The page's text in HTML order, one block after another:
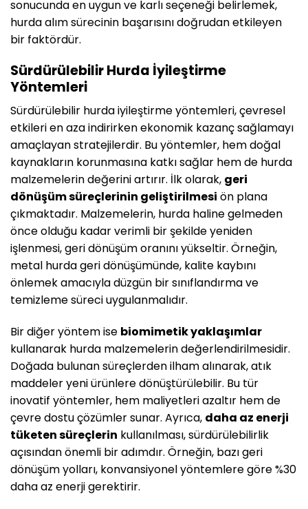
sonucunda en uygun ve karlı seçeneği belirlemek,
hurda alım sürecinin başarısını doğrudan etkileyen
bir faktördür.
Sürdürülebilir Hurda İyileştirme
Yöntemleri
Sürdürülebilir hurda iyileştirme yöntemleri, çevresel
etkileri en aza indirirken ekonomik kazanç sağlamayı
amaçlayan stratejilerdir. Bu yöntemler, hem doğal
kaynakların korunmasına katkı sağlar hem de hurda
malzemelerin değerini artırır. İlk olarak, geri
dönüşüm süreçlerinin geliştirilmesi ön plana
çıkmaktadır. Malzemelerin, hurda haline gelmeden
önce olduğu kadar verimli bir şekilde yeniden
işlenmesi, geri dönüşüm oranını yükseltir. Örneğin,
metal hurda geri dönüşümünde, kalite kaybını
önlemek amacıyla düzgün bir sınıflandırma ve
temizleme süreci uygulanmalıdır.
Bir diğer yöntem ise biomimetik yaklaşımlar
kullanarak hurda malzemelerin değerlendirilmesidir.
Doğada bulunan süreçlerden ilham alınarak, atık
maddeler yeni ürünlere dönüştürülebilir. Bu tür
inovatif yöntemler, hem maliyetleri azaltır hem de
çevre dostu çözümler sunar. Ayrıca, daha az enerji
tüketen süreçlerin kullanılması, sürdürülebilirlik
açısından önemli bir adımdır. Örneğin, bazı geri
dönüşüm yolları, konvansiyonel yöntemlere göre %30
daha az enerji gerektirir.